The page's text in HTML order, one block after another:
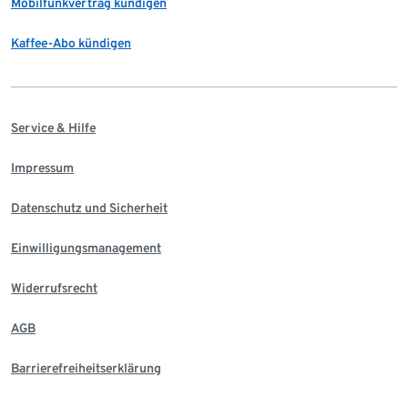
Kaffee-Abo kündigen
Service & Hilfe
Impressum
Datenschutz und Sicherheit
Einwilligungsmanagement
Widerrufsrecht
AGB
Barrierefreiheitserklärung